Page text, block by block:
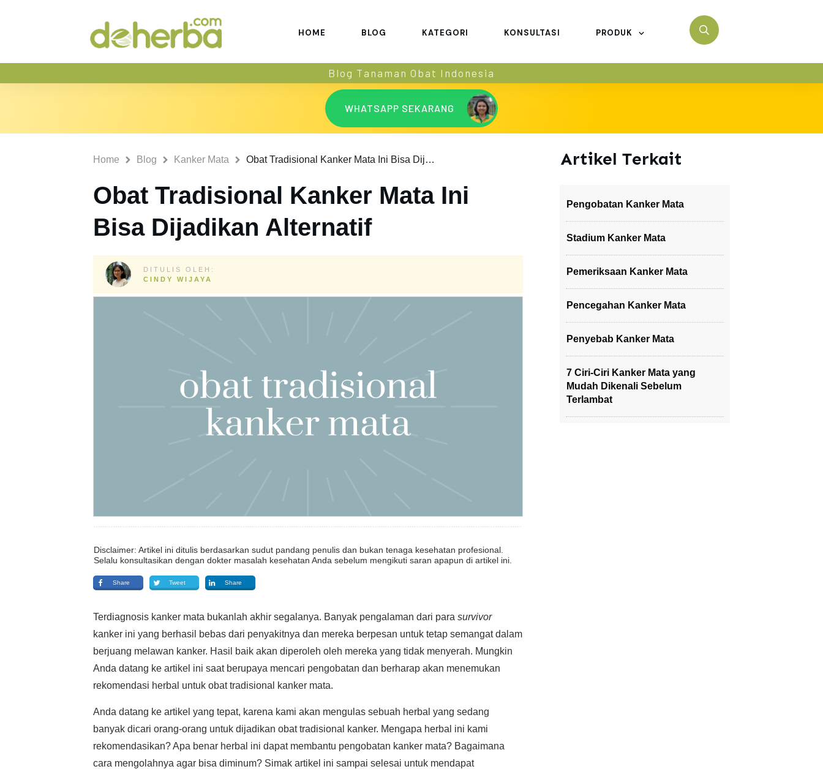
HOME BLOG KATEGORI KONSULTASI PRODUK
Blog Tanaman Obat Indonesia
WHATSAPP SEKARANG
Home Blog Kanker Mata Obat Tradisional Kanker Mata Ini Bisa Dijadikan Alternatif
Obat Tradisional Kanker Mata Ini
Bisa Dijadikan Alternatif
DITULIS OLEH:
CINDY WIJAYA
Disclaimer: Artikel ini ditulis berdasarkan sudut pandang penulis dan bukan tenaga kesehatan profesional.
Selalu konsultasikan dengan dokter masalah kesehatan Anda sebelum mengikuti saran apapun di artikel ini.
Share Tweet Share
Terdiagnosis kanker mata bukanlah akhir segalanya. Banyak pengalaman dari para survivor
kanker ini yang berhasil bebas dari penyakitnya dan mereka berpesan untuk tetap semangat dalam
berjuang melawan kanker. Hasil baik akan diperoleh oleh mereka yang tidak menyerah. Mungkin
Anda datang ke artikel ini saat berupaya mencari pengobatan dan berharap akan menemukan
rekomendasi herbal untuk obat tradisional kanker mata.
Anda datang ke artikel yang tepat, karena kami akan mengulas sebuah herbal yang sedang
banyak dicari orang-orang untuk dijadikan obat tradisional kanker. Mengapa herbal ini kami
rekomendasikan? Apa benar herbal ini dapat membantu pengobatan kanker mata? Bagaimana
cara mengolahnya agar bisa diminum? Simak artikel ini sampai selesai untuk mendapat
Artikel Terkait
Pengobatan Kanker Mata
Stadium Kanker Mata
Pemeriksaan Kanker Mata
Pencegahan Kanker Mata
Penyebab Kanker Mata
7 Ciri-Ciri Kanker Mata yang
Mudah Dikenali Sebelum
Terlambat